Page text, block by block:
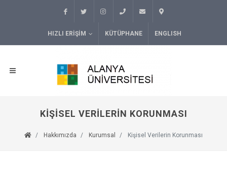
HIZLI ERIŞIM KÜTÜPHANE ENGLISH
KIŞISEL VERILERIN KORUNMASI
Hakkımızda Kurumsal Kişisel Verilerin Korunması